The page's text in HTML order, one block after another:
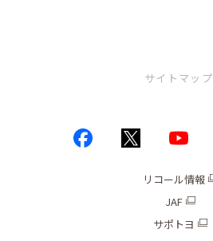
サイトマップ
リコール情報
JAF
サポトヨ